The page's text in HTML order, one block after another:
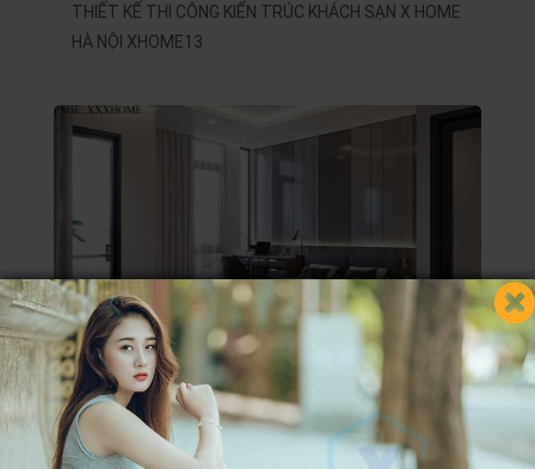
THIẾT KẾ THI CÔNG KIẾN TRÚC KHÁCH SẠN X HOME
HÀ NỘI XHOME13
THIẾT KẾ THI CÔNG KIẾN TRÚC KHÁCH
SẠN X HOME HÀ NỘI XHOME12